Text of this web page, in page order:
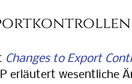
Chan­ges to Ex­port
er­läu­tert we­sent­li­che